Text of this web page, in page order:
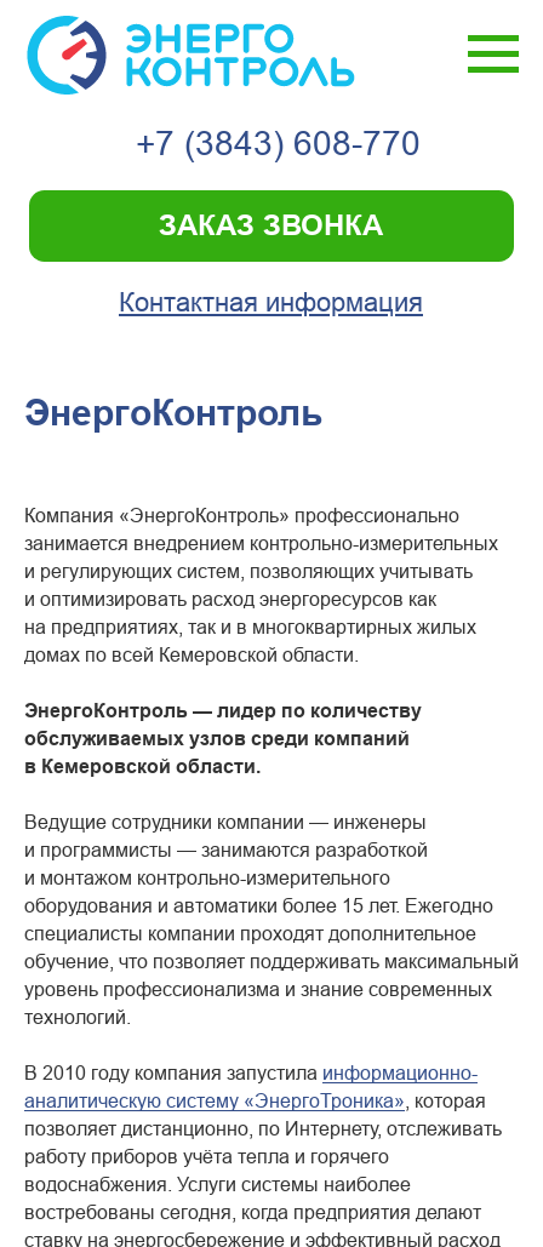
Контактная информация
ЗАКАЗ ЗВОНКА
ЭнергоКонтроль
Компания «ЭнергоКонтроль» профессионально
занимается внедрением контрольно-измерительных
и регулирующих систем, позволяющих учитывать
и оптимизировать расход энергоресурсов как
на предприятиях, так и в многоквартирных жилых
домах по всей Кемеровской области.
ЭнергоКонтроль — лидер по количеству
обслуживаемых узлов среди компаний
в Кемеровской области.
Ведущие сотрудники компании — инженеры
и программисты — занимаются разработкой
и монтажом контрольно-измерительного
оборудования и автоматики более 15 лет. Ежегодно
специалисты компании проходят дополнительное
обучение, что позволяет поддерживать максимальный
уровень профессионализма и знание современных
технологий.
В 2010 году компания запустила информационно-
аналитическую систему «ЭнергоТроника» , которая
позволяет дистанционно, по Интернету, отслеживать
работу приборов учёта тепла и горячего
водоснабжения. Услуги системы наиболее
востребованы сегодня, когда предприятия делают
ставку на энергосбережение и эффективный расход